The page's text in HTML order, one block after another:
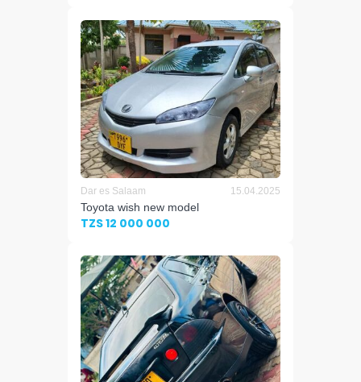
Dar es Salaam 15.04.2025
Toyota wish new model
TZS 12 000 000